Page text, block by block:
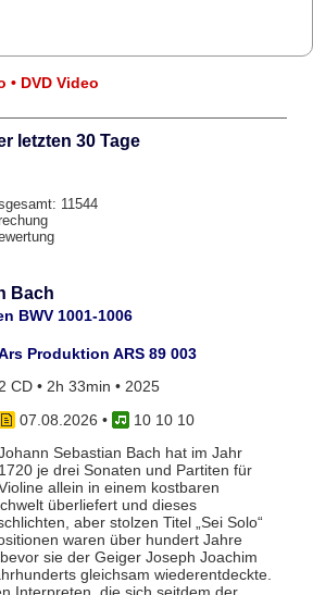
• DVD Video
letzten 30 Tage
11544
Bach
BWV 1001-1006
Produktion ARS 89 003
CD • 2h 33min • 2025
07.08.2026 •
10 10 10
Sebastian Bach hat im Jahr
1720 je drei Sonaten und Partiten für
allein in einem kostbaren
überliefert und dieses
aber stolzen Titel „Sei Solo“
waren über hundert Jahre
sie der Geiger Joseph Joachim
gleichsam wiederentdeckte.